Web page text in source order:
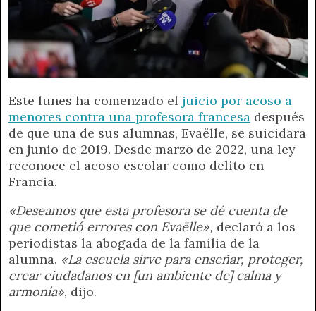
y
Este lunes ha comenzado el juicio por acoso a
menores contra una profesora francesa después
de que una de sus alumnas, Evaëlle, se suicidara
en junio de 2019. Desde marzo de 2022, una ley
reconoce el acoso escolar como delito en
Francia.
«Deseamos que esta profesora se dé cuenta de
que cometió errores con Evaëlle», declaró a los
periodistas la abogada de la familia de la
alumna. «La escuela sirve para enseñar, proteger,
crear ciudadanos en [un ambiente de] calma y
armonía», dijo.